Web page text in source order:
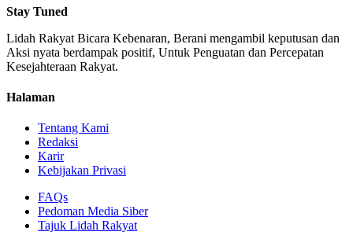
Stay Tuned
Lidah Rakyat Bicara Kebenaran, Berani mengambil keputusan dan
Aksi nyata berdampak positif, Untuk Penguatan dan Percepatan
Kesejahteraan Rakyat.
Halaman
Tentang Kami
Redaksi
Karir
Kebijakan Privasi
FAQs
Pedoman Media Siber
Tajuk Lidah Rakyat